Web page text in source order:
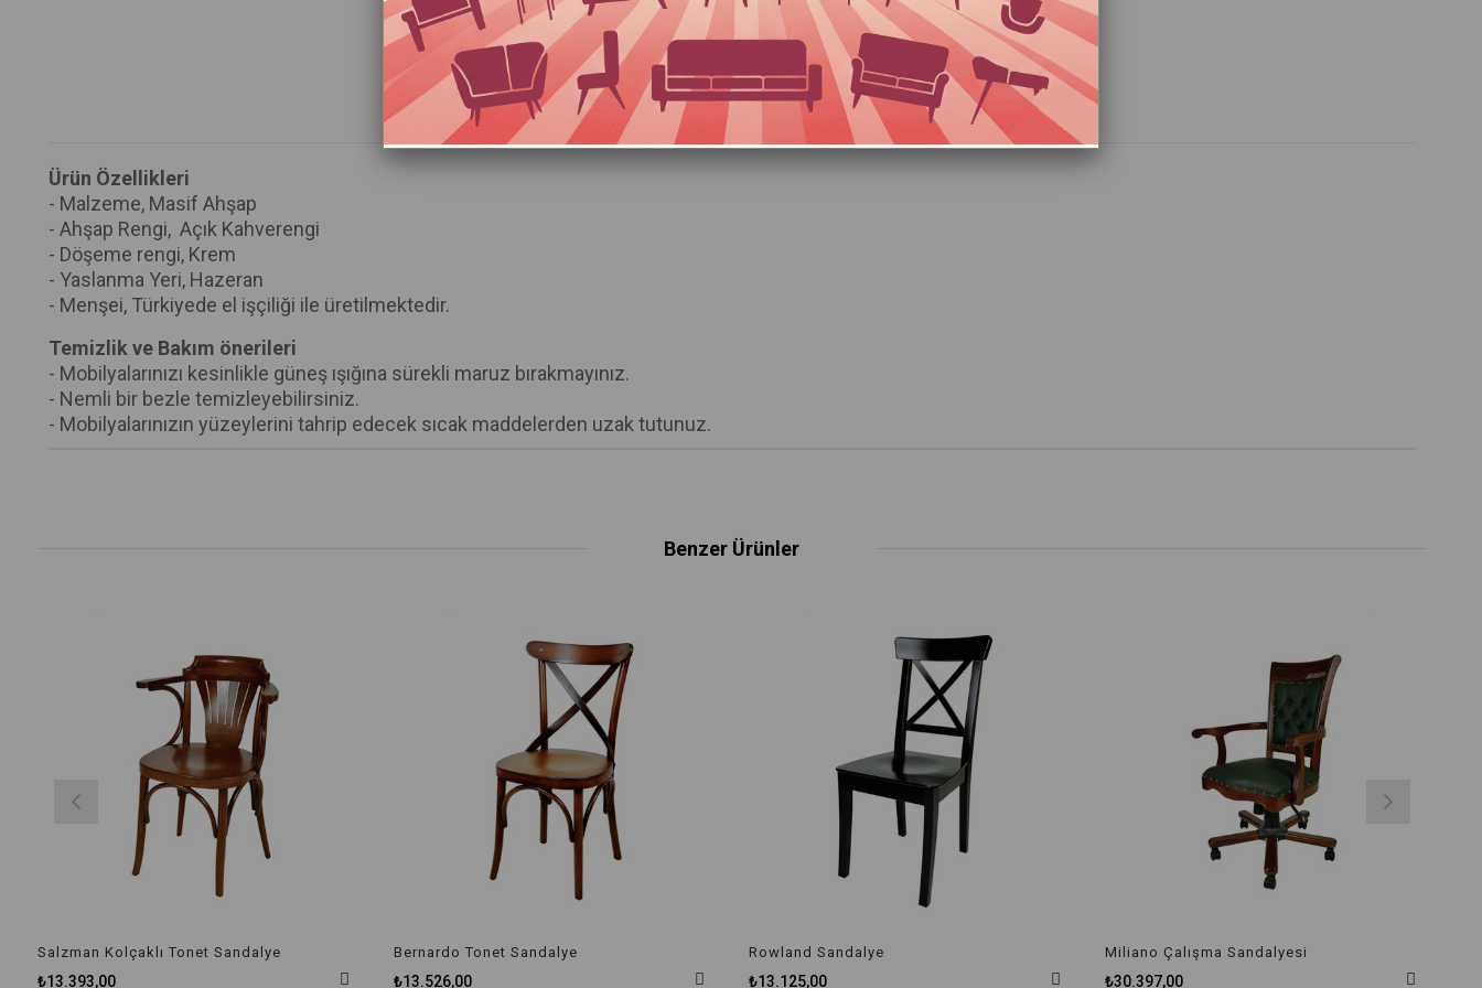
Favorilere Ekle Kargo Bedava
ÜRÜN ÖZELLIKLERI ÖDEME SEÇENEKLERI
Ürün Özellikleri
- Malzeme, Masif Ahşap
- Ahşap Rengi, Açık Kahverengi
- Döşeme rengi, Krem
- Yaslanma Yeri, Hazeran
- Menşei, Türkiyede el işçiliği ile üretilmektedir.
Temizlik ve Bakım önerileri
- Mobilyalarınızı kesinlikle güneş ışığına sürekli maruz bırakmayınız.
- Nemli bir bezle temizleyebilirsiniz.
- Mobilyalarınızın yüzeylerini tahrip edecek sıcak maddelerden uzak tutunuz.
Benzer Ürünler
Salzman Kolçaklı Tonet Sandalye
₺13.393,00
Bernardo Tonet Sandalye
₺13.526,00
Rowland Sandalye
₺13.125,00
Miliano Çalışma Sandalyesi
₺30.397,00